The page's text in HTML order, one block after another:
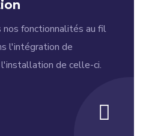
fonctionnalités au fil
l'intégration de
de celle-ci.